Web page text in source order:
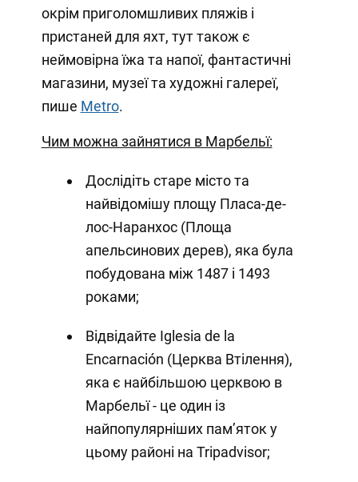
окрім приголомшливих пляжів і
пристаней для яхт, тут також є
неймовірна їжа та напої, фантастичні
магазини, музеї та художні галереї,
пише Metro.
Чим можна зайнятися в Марбельї:
Дослідіть старе місто та
найвідомішу площу Пласа-де-
лос-Наранхос (Площа
апельсинових дерев), яка була
побудована між 1487 і 1493
роками;
Відвідайте Iglesia de la
Encarnación (Церква Втілення),
яка є найбільшою церквою в
Марбельї - це один із
найпопулярніших пам’яток у
цьому районі на Tripadvisor;